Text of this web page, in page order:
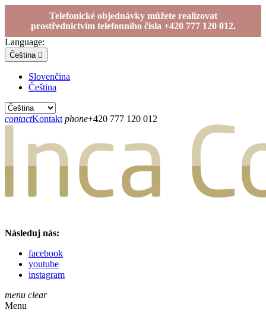
Telefonické objednávky můžete realizovat
prostřednictvím telefonního čísla +420 777 120 012.
Language:
Čeština 
Slovenčina
Čeština
contactKontakt phone+420 777 120 012
Následuj nás:
facebook
youtube
instagram
menu clear
Menu